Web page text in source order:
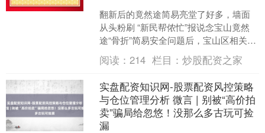
翻新后的竟然途简易亮堂了好多，墙面
从头粉刷 “新民帮侬忙”报说念宝山竟然
途“骨折”简易安全问题后，宝山区相关部
门赶快来源翻新——铺布防滑垫、增设
语音辅导、普及照....
阅读：214 栏目：炒股配资之家
实盘配资知识网-股票配资风控策略
与仓位管理分析 微言 | 别被“高价拍
卖”骗局给忽悠！没那么多古玩可捡
漏